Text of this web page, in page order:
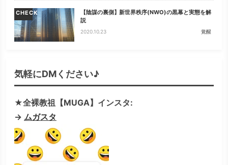
CHECK
【陰謀の裏側】新世界秩序(NWO)の黒幕と実態を解
説
2020.10.23 覚醒
気軽にDMください♪
★全裸教祖【MUGA】インスタ:
→ ムガスタ